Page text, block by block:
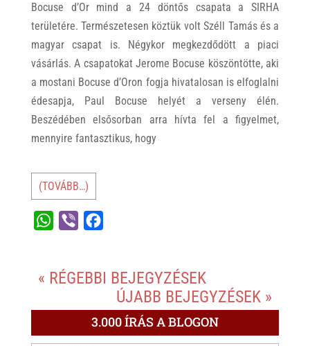
Bocuse d’Or mind a 24 döntős csapata a SIRHA
területére. Természetesen köztük volt Széll Tamás és a
magyar csapat is. Négykor megkezdődött a piaci
vásárlás. A csapatokat Jerome Bocuse köszöntötte, aki
a mostani Bocuse d’Oron fogja hivatalosan is elfoglalni
édesapja, Paul Bocuse helyét a verseny élén.
Beszédében elsősorban arra hívta fel a figyelmet,
mennyire fantasztikus, hogy
(TOVÁBB…)
t
p
e
o
o
« RÉGEBBI BEJEGYZÉSEK
ÚJABB BEJEGYZÉSEK »
3.000 ÍRÁS A BLOGON